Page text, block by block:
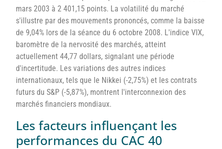
mars 2003 à 2 401,15 points. La volatilité du marché
s'illustre par des mouvements prononcés, comme la baisse
de 9,04% lors de la séance du 6 octobre 2008. L'indice VIX,
baromètre de la nervosité des marchés, atteint
actuellement 44,77 dollars, signalant une période
d'incertitude. Les variations des autres indices
internationaux, tels que le Nikkei (-2,75%) et les contrats
futurs du S&P (-5,87%), montrent l'interconnexion des
marchés financiers mondiaux.
Les facteurs influençant les
performances du CAC 40